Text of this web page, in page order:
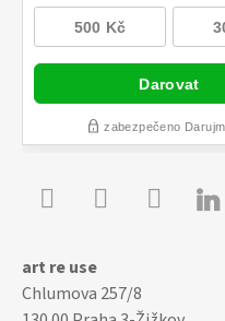

art re use
Chlumova 257/8